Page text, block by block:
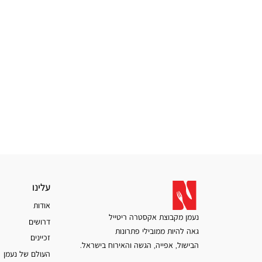
נעמן מקבוצת אקסטרה ריטייל
גאה להיות ממובילי פתרונות
הבישול, אפייה, הגשה והאירוח בישראל.
עלינו
עלינו
אודות
דרושים
זכיינים
העולם של נעמן